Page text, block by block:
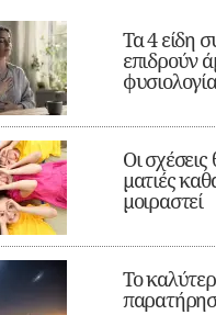
Τα 4 είδη
επιδρούν
Οι
ματιές
μοιραστεί
Το